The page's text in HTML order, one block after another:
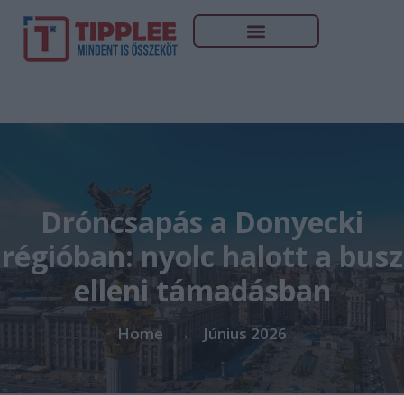
Dróncsapás a Donyecki
régióban: nyolc halott a busz
elleni támadásban
Home → Június 2026